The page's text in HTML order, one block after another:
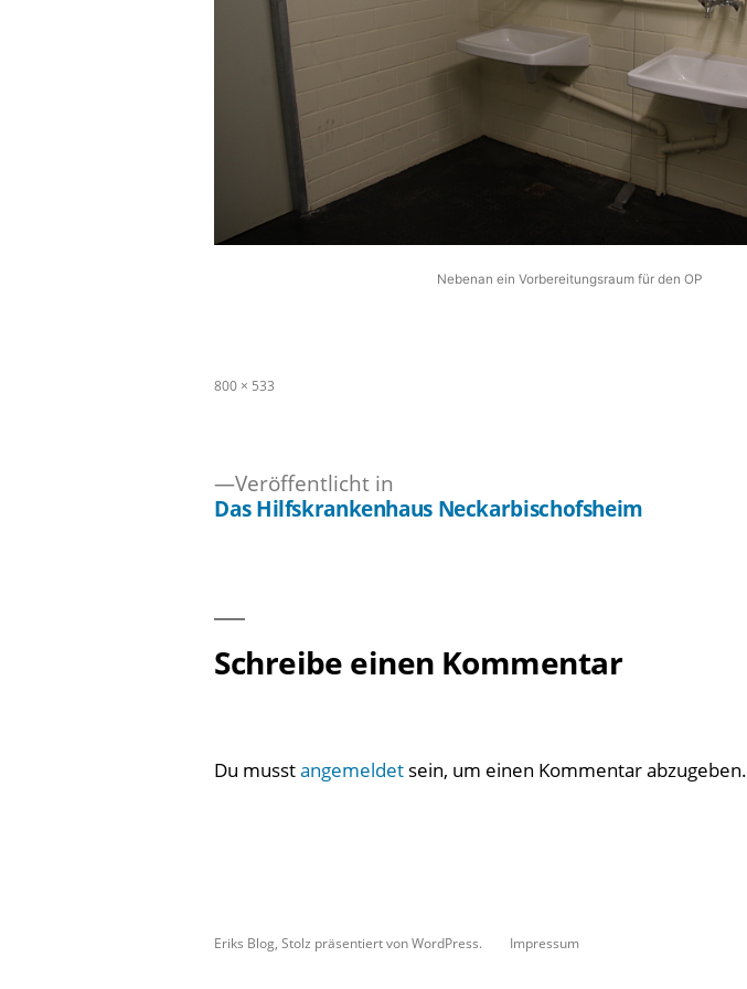
Nebenan ein Vorbereitungsraum für den OP
Originalgröße
800 × 533
Veröffentlicht in
Das Hilfskrankenhaus Neckarbischofsheim
Schreibe einen Kommentar
Du musstangemeldet sein, um einen Kommentar abzugeben.
Eriks Blog ,Stolz präsentiert von WordPress. Impressum